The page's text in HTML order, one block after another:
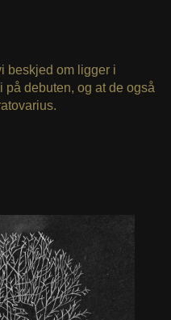
beskjed om ligger i
på debuten, og at de også